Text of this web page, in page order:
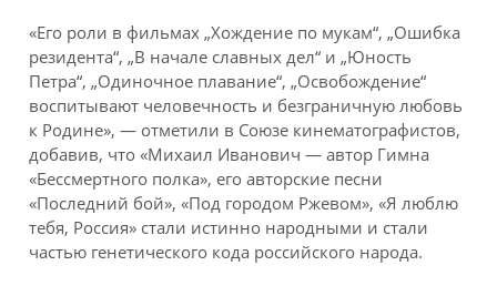
«Его роли в фильмах „Хождение по мукам“, „Ошибка
резидента“, „В начале славных дел“ и „Юность
Петра“, „Одиночное плавание“, „Освобождение“
воспитывают человечность и безграничную любовь
к Родине», — отметили в Союзе кинематографистов,
добавив, что «Михаил Иванович — автор Гимна
«Бессмертного полка», его авторские песни
«Последний бой», «Под городом Ржевом», «Я люблю
тебя, Россия» стали истинно народными и стали
частью генетического кода российского народа.